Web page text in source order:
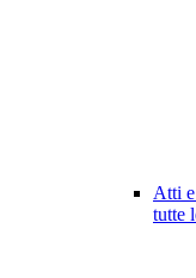
Atti
tutte